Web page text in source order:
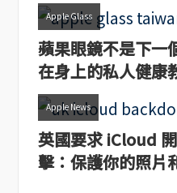
Apple Glass
蘋果眼鏡不是下一
在身上的私人健康
Apple News
英國要求 iCloud
擊：保護你的照片